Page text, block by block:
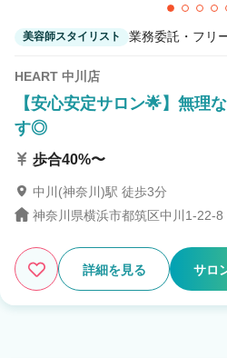
美容師スタイリスト 業務委託・フリ
HEART 中川店
【安心安定サロン🌟】無理
す◎
歩合40%〜
中川(神奈川)駅 徒歩3分
神奈川県横浜市都筑区中川1-22-8
詳細を見る サロ